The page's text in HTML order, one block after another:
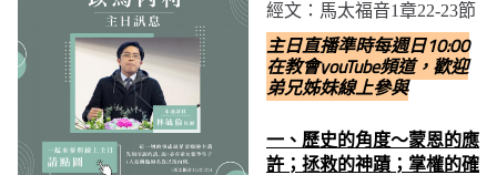
經文：馬太福音1章22-23節
主日直播準時每週日10:00
在教會youTube頻道，歡迎
弟兄姊妹線上參與
一、歷史的角度～蒙恩的應
許；拯救的神蹟；掌權的確